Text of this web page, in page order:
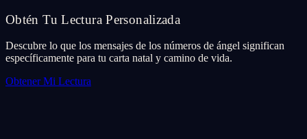
Obtén Tu Lectura Personalizada
Descubre lo que los mensajes de los números de ángel significan
específicamente para tu carta natal y camino de vida.
Obtener Mi Lectura